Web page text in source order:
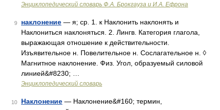
Энциклопедический словарь Ф.А. Брокгауза и И.А. Ефрона
9 наклонение — я; ср. 1. к Наклонить наклонять и
Наклониться наклоняться. 2. Лингв. Категория глагола,
выражающая отношение к действительности.
Изъявительное н. Повелительное н. Сослагательное н. ◊
Магнитное наклонение. Физ. Угол, образуемый силовой
линией&#8230; …
Энциклопедический словарь
10 Наклонение — Наклонение&#160; термин,